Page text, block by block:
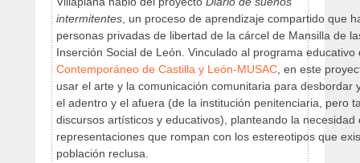
intermitentes , un proceso de aprendizaje compartido que
personas privadas de libertad de la cárcel de Mansilla de
Inserción Social de León. Vinculado al programa
Contemporáneo de Castilla y León-MUSAC , en este
usar el arte y la comunicación comunitaria para desbordar
el adentro y el afuera (de la institución penitenciaria, pero
discursos artísticos y educativos), planteando la
representaciones que rompan con los estereotipos que
población reclusa.